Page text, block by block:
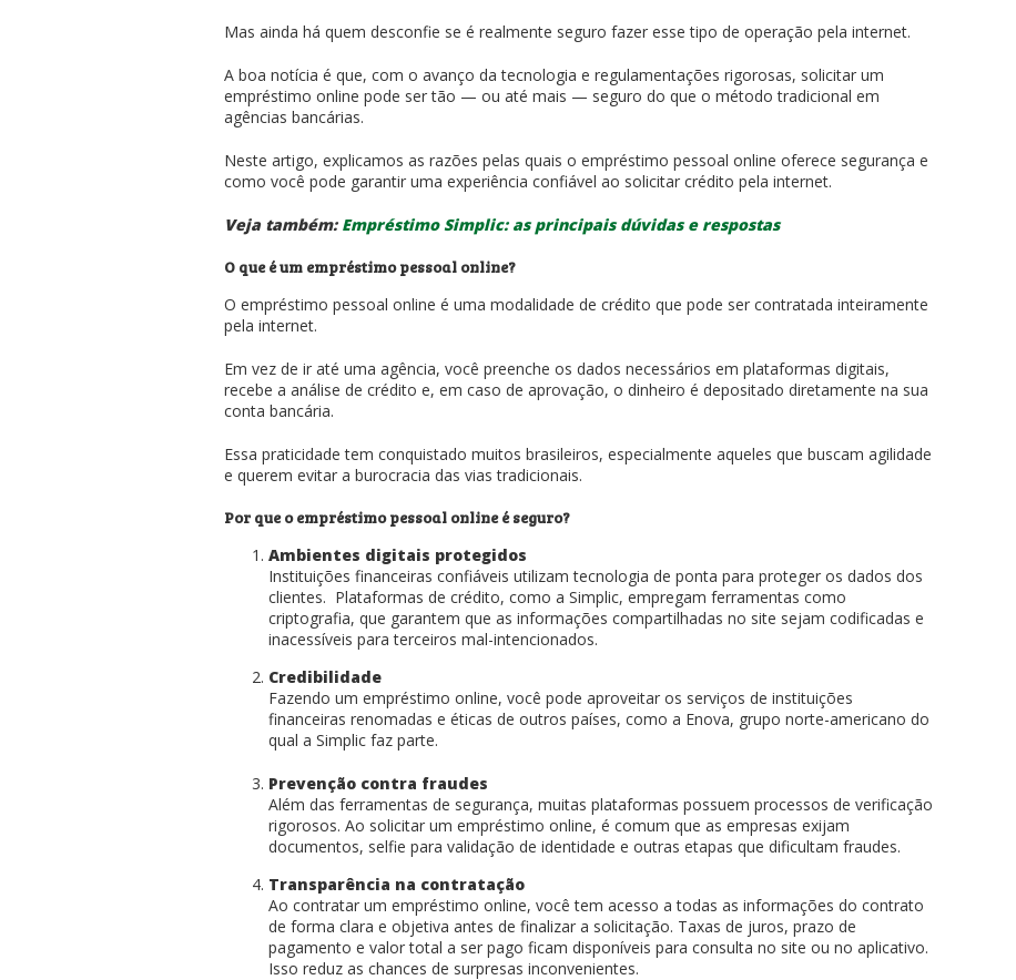
Mas ainda há quem desconfie se é realmente seguro fazer esse tipo de operação pela internet.
A boa notícia é que, com o avanço da tecnologia e regulamentações rigorosas, solicitar um
empréstimo online pode ser tão — ou até mais — seguro do que o método tradicional em
agências bancárias.
Neste artigo, explicamos as razões pelas quais o empréstimo pessoal online oferece segurança e
como você pode garantir uma experiência confiável ao solicitar crédito pela internet.
Veja também: Empréstimo Simplic: as principais dúvidas e respostas
O que é um empréstimo pessoal online?
O empréstimo pessoal online é uma modalidade de crédito que pode ser contratada inteiramente
pela internet.
Em vez de ir até uma agência, você preenche os dados necessários em plataformas digitais,
recebe a análise de crédito e, em caso de aprovação, o dinheiro é depositado diretamente na sua
conta bancária.
Essa praticidade tem conquistado muitos brasileiros, especialmente aqueles que buscam agilidade
e querem evitar a burocracia das vias tradicionais.
Por que o empréstimo pessoal online é seguro?
Ambientes digitais protegidos
Instituições financeiras confiáveis utilizam tecnologia de ponta para proteger os dados dos
clientes. Plataformas de crédito, como a Simplic, empregam ferramentas como
criptografia, que garantem que as informações compartilhadas no site sejam codificadas e
inacessíveis para terceiros mal-intencionados.
Credibilidade
Fazendo um empréstimo online, você pode aproveitar os serviços de instituições
financeiras renomadas e éticas de outros países, como a Enova, grupo norte-americano do
qual a Simplic faz parte.
Prevenção contra fraudes
Além das ferramentas de segurança, muitas plataformas possuem processos de verificação
rigorosos. Ao solicitar um empréstimo online, é comum que as empresas exijam
documentos, selfie para validação de identidade e outras etapas que dificultam fraudes.
Transparência na contratação
Ao contratar um empréstimo online, você tem acesso a todas as informações do contrato
de forma clara e objetiva antes de finalizar a solicitação. Taxas de juros, prazo de
pagamento e valor total a ser pago ficam disponíveis para consulta no site ou no aplicativo.
Isso reduz as chances de surpresas inconvenientes.